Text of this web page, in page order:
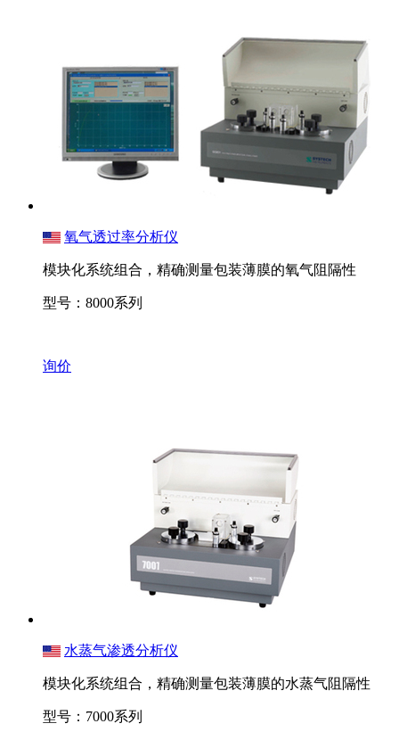
氧气透过率分析仪
模块化系统组合，精确测量包装薄膜的氧气阻隔性
型号：8000系列
询价
水蒸气渗透分析仪
模块化系统组合，精确测量包装薄膜的水蒸气阻隔性
型号：7000系列